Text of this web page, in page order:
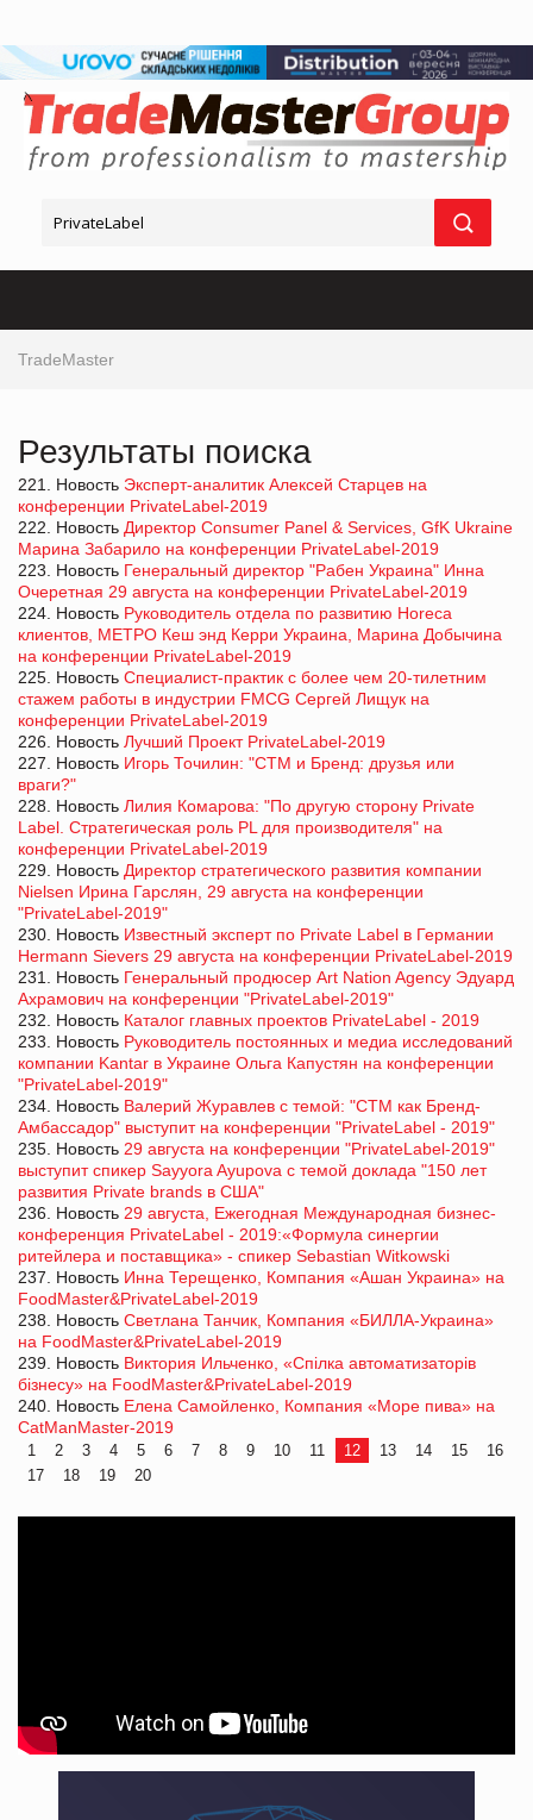
TradeMaster
Результаты поиска
221. Новость Эксперт-аналитик Алексей Старцев на
конференции PrivateLabel-2019
222. Новость Директор Consumer Panel & Services, GfK Ukraine
Марина Забарило на конференции PrivateLabel-2019
223. Новость Генеральный директор "Рабен Украина" Инна
Очеретная 29 августа на конференции PrivateLabel-2019
224. Новость Руководитель отдела по развитию Horeca
клиентов, МЕТРО Кеш энд Керри Украина, Марина Добычина
на конференции PrivateLabel-2019
225. Новость Специалист-практик с более чем 20-тилетним
стажем работы в индустрии FMCG Сергей Лищук на
конференции PrivateLabel-2019
226. Новость Лучший Проект PrivateLabel-2019
227. Новость Игорь Точилин: "СТМ и Бренд: друзья или
враги?"
228. Новость Лилия Комарова: "По другую сторону Private
Label. Стратегическая роль PL для производителя" на
конференции PrivateLabel-2019
229. Новость Директор стратегического развития компании
Nielsen Ирина Гарслян, 29 августа на конференции
"PrivateLabel-2019"
230. Новость Известный эксперт по Private Label в Германии
Hermann Sievers 29 августа на конференции PrivateLabel-2019
231. Новость Генеральный продюсер Art Nation Agency Эдуард
Ахрамович на конференции "PrivateLabel-2019"
232. Новость Каталог главных проектов PrivateLabel - 2019
233. Новость Руководитель постоянных и медиа исследований
компании Kantar в Украине Ольга Капустян на конференции
"PrivateLabel-2019"
234. Новость Валерий Журавлев с темой: "СТМ как Бренд-
Амбассадор" выступит на конференции "PrivateLabel - 2019"
235. Новость 29 августа на конференции "PrivateLabel-2019"
выступит спикер Sayyora Ayupova с темой доклада "150 лет
развития Private brands в США"
236. Новость 29 августа, Ежегодная Международная бизнес-
конференция PrivateLabel - 2019:«Формула синергии
ритейлера и поставщика» - спикер Sebastian Witkowski
237. Новость Инна Терещенко, Компания «Ашан Украина» на
FoodMaster&PrivateLabel-2019
238. Новость Светлана Танчик, Компания «БИЛЛА-Украина»
на FoodMaster&PrivateLabel-2019
239. Новость Виктория Ильченко, «Спілка автоматизаторів
бізнесу» на FoodMaster&PrivateLabel-2019
240. Новость Елена Самойленко, Компания «Море пива» на
CatManMaster-2019
1 2 3 4 5 6 7 8 9 10 11 12 13 14 15
16
17
18 19 20